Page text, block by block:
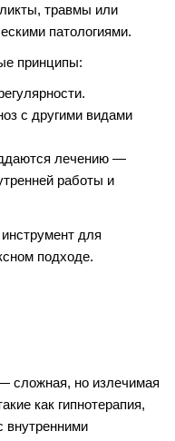
травмы или
патологиями.
принципы:
с другими видами
лечению —
работы и
для
подходе.
сложная, но излечимая
как гипнотерапия,
внутренними